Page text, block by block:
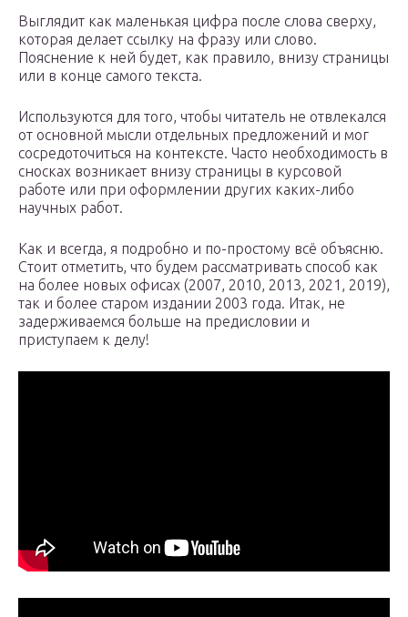
Выглядит как маленькая цифра после слова сверху,
которая делает ссылку на фразу или слово.
Пояснение к ней будет, как правило, внизу страницы
или в конце самого текста.
Используются для того, чтобы читатель не отвлекался
от основной мысли отдельных предложений и мог
сосредоточиться на контексте. Часто необходимость в
сносках возникает внизу страницы в курсовой
работе или при оформлении других каких-либо
научных работ.
Как и всегда, я подробно и по-простому всё объясню.
Стоит отметить, что будем рассматривать способ как
на более новых офисах (2007, 2010, 2013, 2021, 2019),
так и более старом издании 2003 года. Итак, не
задерживаемся больше на предисловии и
приступаем к делу!